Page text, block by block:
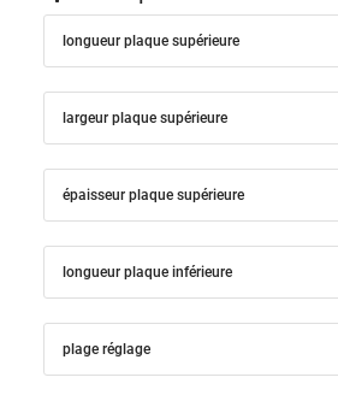
longueur plaque supérieure
largeur plaque supérieure
épaisseur plaque supérieure
longueur plaque inférieure
plage réglage